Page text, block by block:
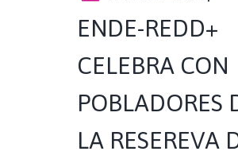
ENDE-REDD+
CELEBRA CON
POBLADORES
LA RESEREVA